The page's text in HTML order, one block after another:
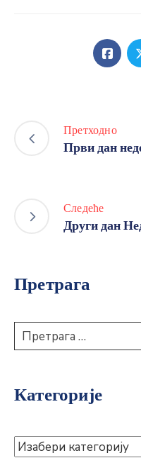
Претходно
Први дан
Следеће
Други дан
Претрага
Категорије